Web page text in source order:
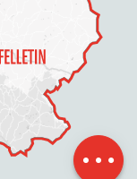
Beschreibung
Service
Preise
Per E-Mail
kontaktieren